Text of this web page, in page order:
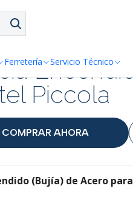
Ferretería Servicio Técnico
Piccola
COMPRAR AHORA
(Bujía) de Acero